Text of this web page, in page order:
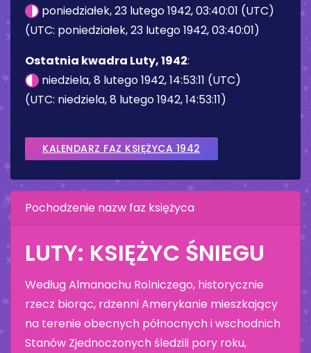
poniedziałek, 23 lutego 1942, 03:40:01 (UTC)
(UTC: poniedziałek, 23 lutego 1942, 03:40:01)
Ostatnia kwadra Luty, 1942:
niedziela, 8 lutego 1942, 14:53:11 (UTC)
(UTC: niedziela, 8 lutego 1942, 14:53:11)
KALENDARZ FAZ KSIĘŻYCA 1942
Pochodzenie nazw faz księżyca
LUTY: KSIĘŻYC ŚNIEGU
Według Almanachu Rolniczego, historycznie
rzecz biorąc, rdzenni Amerykanie mieszkający
na terenie obecnych północnych i wschodnich
Stanów Zjednoczonych śledzili pory roku,